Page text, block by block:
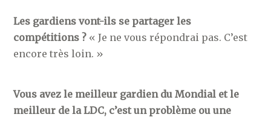
Les gardiens vont-ils se partager les
compétitions ? « Je ne vous répondrai pas. C’est
encore très loin. »
Vous avez le meilleur gardien du Mondial et le
meilleur de la LDC, c’est un problème ou une